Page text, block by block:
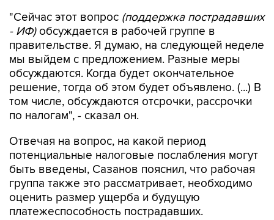
"Сейчас этот вопрос (поддержка пострадавших
- ИФ)обсуждается в рабочей группе в
правительстве. Я думаю, на следующей неделе
мы выйдем с предложением. Разные меры
обсуждаются. Когда будет окончательное
решение, тогда об этом будет объявлено. (...) В
том числе, обсуждаются отсрочки, рассрочки
по налогам", - сказал он.
Отвечая на вопрос, на какой период
потенциальные налоговые послабления могут
быть введены, Сазанов пояснил, что рабочая
группа также это рассматривает, необходимо
оценить размер ущерба и будущую
платежеспособность пострадавших.